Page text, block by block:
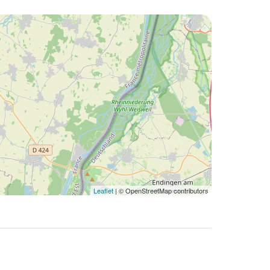
Leaflet| © OpenStreetMap contributors